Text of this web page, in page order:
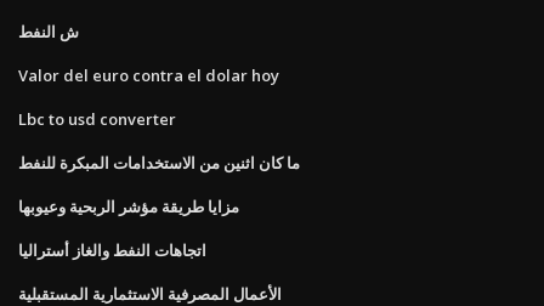
ش النفط
Valor del euro contra el dolar hoy
Lbc to usd converter
ما كان اثنين من الاستخدامات المبكرة للنفط
مزايا طريقة مؤشر الربحية وعيوبها
اتجاهات النفط والغاز أستراليا
الأعمال المصرفية الاستثمارية المستقبلية